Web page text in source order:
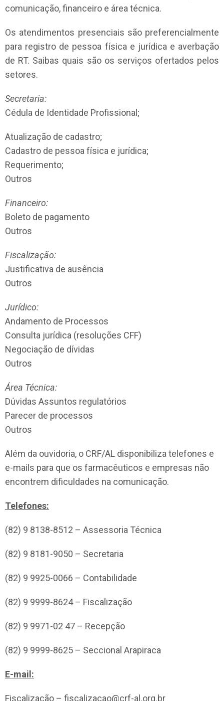
comunicação, financeiro e área técnica.
Os atendimentos presenciais são preferencialmente
para registro de pessoa física e jurídica e averbação
de RT. Saibas quais são os serviços ofertados pelos
setores.
Secretaria:
Cédula de Identidade Profissional;
Atualização de cadastro;
Cadastro de pessoa física e jurídica;
Requerimento;
Outros
Financeiro:
Boleto de pagamento
Outros
Fiscalização:
Justificativa de ausência
Outros
Jurídico:
Andamento de Processos
Consulta jurídica (resoluções CFF)
Negociação de dívidas
Outros
Área Técnica:
Dúvidas Assuntos regulatórios
Parecer de processos
Outros
Além da ouvidoria, o CRF/AL disponibiliza telefones e
e-mails para que os farmacêuticos e empresas não
encontrem dificuldades na comunicação.
Telefones:
(82) 9 8138-8512 – Assessoria Técnica
(82) 9 8181-9050 – Secretaria
(82) 9 9925-0066 – Contabilidade
(82) 9 9999-8624 – Fiscalização
(82) 9 9971-02 47 – Recepção
(82) 9 9999-8625 – Seccional Arapiraca
E-mail:
Fiscalização – fiscalizacao@crf-al.org.br